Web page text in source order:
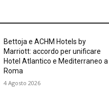
Bettoja e ACHM Hotels by
Marriott: accordo per unificare
Hotel Atlantico e Mediterraneo a
Roma
4 Agosto 2026